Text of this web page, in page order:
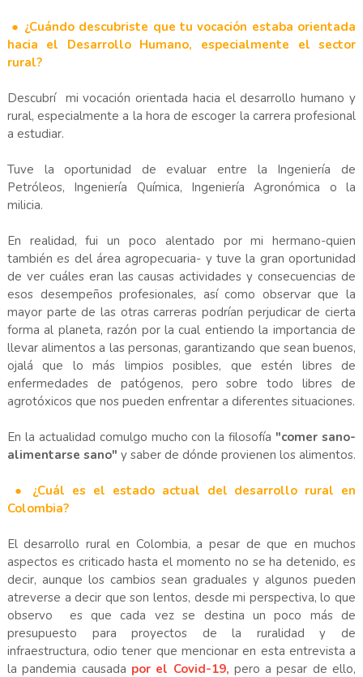
● ¿Cuándo descubriste que tu vocación estaba orientada
hacia el Desarrollo Humano, especialmente el sector
rural?
Descubrí mi vocación orientada hacia el desarrollo humano y
rural, especialmente a la hora de escoger la carrera profesional
a estudiar.
Tuve la oportunidad de evaluar entre la Ingeniería de
Petróleos, Ingeniería Química, Ingeniería Agronómica o la
milicia.
En realidad, fui un poco alentado por mi hermano-quien
también es del área agropecuaria- y tuve la gran oportunidad
de ver cuáles eran las causas actividades y consecuencias de
esos desempeños profesionales, así como observar que la
mayor parte de las otras carreras podrían perjudicar de cierta
forma al planeta, razón por la cual entiendo la importancia de
llevar alimentos a las personas, garantizando que sean buenos,
ojalá que lo más limpios posibles, que estén libres de
enfermedades de patógenos, pero sobre todo libres de
agrotóxicos que nos pueden enfrentar a diferentes situaciones.
En la actualidad comulgo mucho con la filosofía "comer sano-
alimentarse sano" y saber de dónde provienen los alimentos.
● ¿Cuál es el estado actual del desarrollo rural en
Colombia?
El desarrollo rural en Colombia, a pesar de que en muchos
aspectos es criticado hasta el momento no se ha detenido, es
decir, aunque los cambios sean graduales y algunos pueden
atreverse a decir que son lentos, desde mi perspectiva, lo que
observo es que cada vez se destina un poco más de
presupuesto para proyectos de la ruralidad y de
infraestructura, odio tener que mencionar en esta entrevista a
la pandemia causada por el Covid-19, pero a pesar de ello,